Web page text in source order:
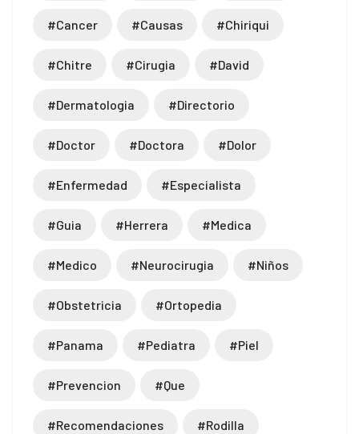
#cancer #causas #chiriqui
#chitre #cirugia #david
#dermatologia #directorio
#doctor #doctora #dolor
#enfermedad #especialista
#guia #herrera #medica
#medico #neurocirugia #niños
#obstetricia #ortopedia
#panama #pediatra #piel
#prevencion #que
#recomendaciones #rodilla